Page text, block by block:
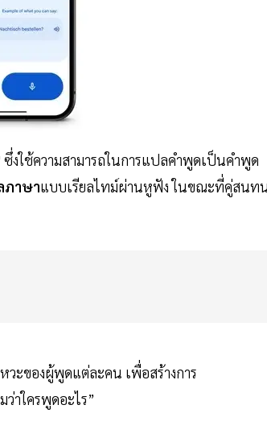
งใช้ความสามารถในการแปลคำพูดเป็นคำพูด
ภาษาแบบเรียลไทม์ผ่านหูฟัง ในขณะที่คู่สนท
ะของผู้พูดแต่ละคน เพื่อสร้างการ
าใครพูดอะไร”